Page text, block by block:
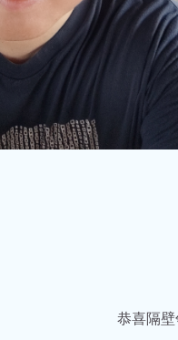
恭喜隔